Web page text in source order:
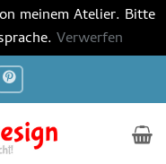
meinem Atelier. Bitte
Verwerfen